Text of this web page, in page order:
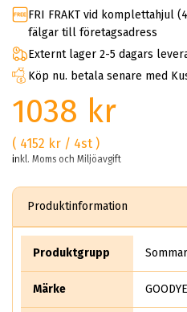
FRI FRAKT vid komplettahjul
fälgar till företagsadress
Externt lager 2-5 dagars
Köp nu. betala senare med
1038 kr
( 4152 kr / 4st )
inkl. Moms och Miljöavgift
Produktinformation
Produktgrupp
Märke